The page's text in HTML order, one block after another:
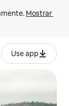
Mostrar
Use app